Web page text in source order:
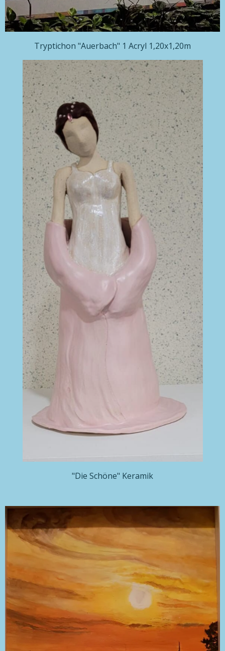
Tryptichon "Auerbach" 1 Acryl 1,20x1,20m
"Die Schöne" Keramik